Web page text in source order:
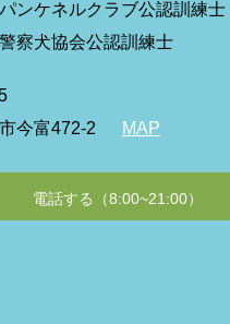
パンケネルクラブ公認訓練士
警察犬協会公認訓練士
今富472-2
MAP
電話する（8:00~21:00）